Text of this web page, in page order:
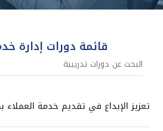
قائمة دورات إدارة
تعزيز الإبداع في تقديم خدمة العملاء